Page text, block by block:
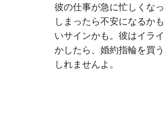
彼の仕事が急に忙しくな
しまったら不安になるか
いサインかも。彼はイラ
かしたら、婚約指輪を買
しれませんよ。